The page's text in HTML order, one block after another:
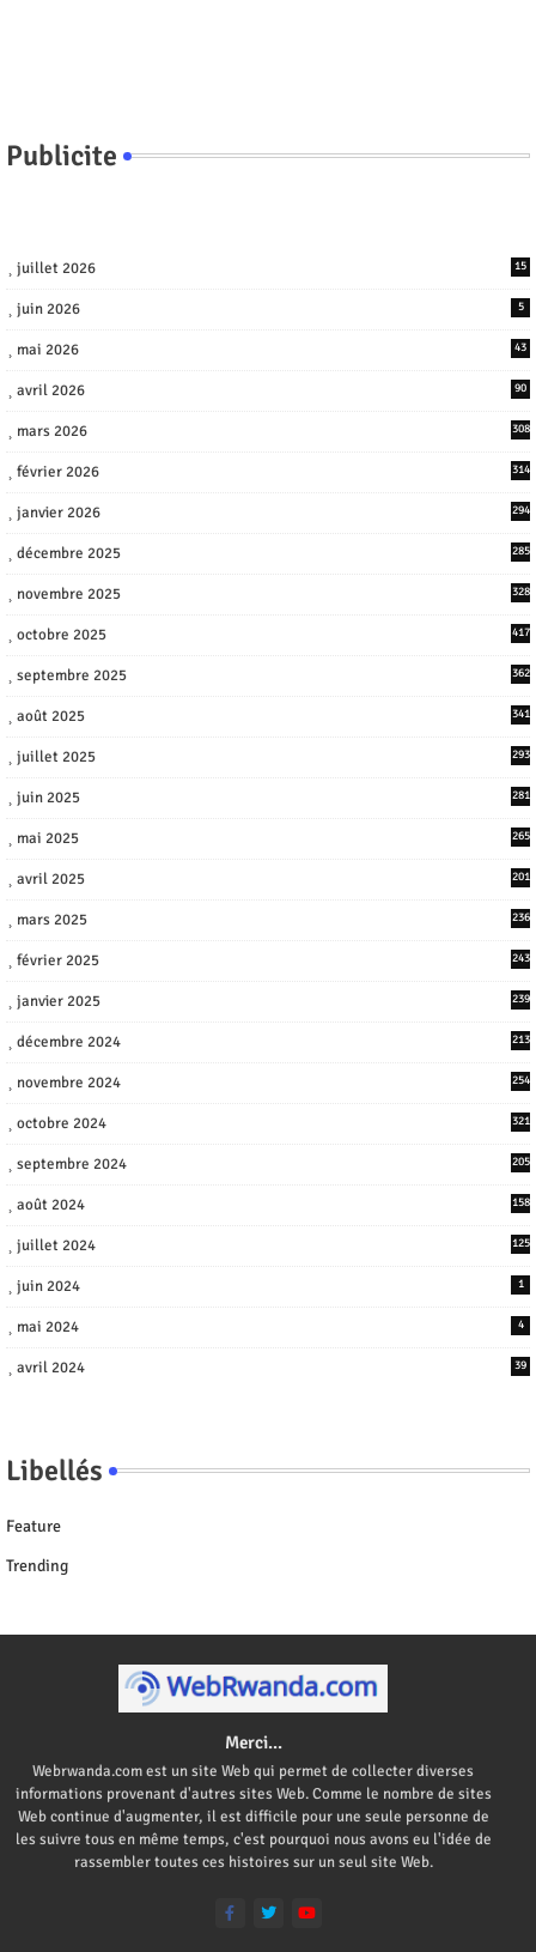
Publicite
juillet 2026 15
juin 2026 5
mai 2026 43
avril 2026 90
mars 2026 308
février 2026 314
janvier 2026 294
décembre 2025 285
novembre 2025 328
octobre 2025 417
septembre 2025 362
août 2025 341
juillet 2025 293
juin 2025 281
mai 2025 265
avril 2025 201
mars 2025 236
février 2025 243
janvier 2025 239
décembre 2024 213
novembre 2024 254
octobre 2024 321
septembre 2024 205
août 2024 158
juillet 2024 125
juin 2024 1
mai 2024 4
avril 2024 39
Libellés
Feature
Trending
Merci...
Webrwanda.com est un site Web qui permet de collecter diverses
informations provenant d'autres sites Web. Comme le nombre de sites
Web continue d'augmenter, il est difficile pour une seule personne de
les suivre tous en même temps, c'est pourquoi nous avons eu l'idée de
rassembler toutes ces histoires sur un seul site Web.